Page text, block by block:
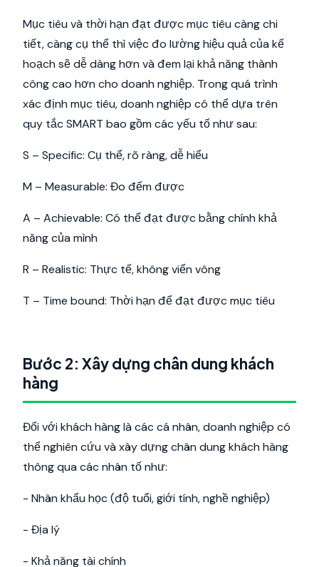
Mục tiêu và thời hạn đạt được mục tiêu càng chi
tiết, càng cụ thể thì việc đo lường hiệu quả của kế
hoạch sẽ dễ dàng hơn và đem lại khả năng thành
công cao hơn cho doanh nghiệp. Trong quá trình
xác định mục tiêu, doanh nghiệp có thể dựa trên
quy tắc SMART bao gồm các yếu tố như sau:
S – Specific: Cụ thể, rõ ràng, dễ hiểu
M – Measurable: Đo đếm được
A – Achievable: Có thể đạt được bằng chính khả
năng của mình
R – Realistic: Thực tế, không viển vông
T – Time bound: Thời hạn để đạt được mục tiêu
Bước 2: Xây dựng chân dung khách
hàng
Đối với khách hàng là các cá nhân, doanh nghiệp có
thể nghiên cứu và xây dựng chân dung khách hàng
thông qua các nhân tố như:
- Nhân khẩu học (độ tuổi, giới tính, nghề nghiệp)
- Địa lý
- Khả năng tài chính